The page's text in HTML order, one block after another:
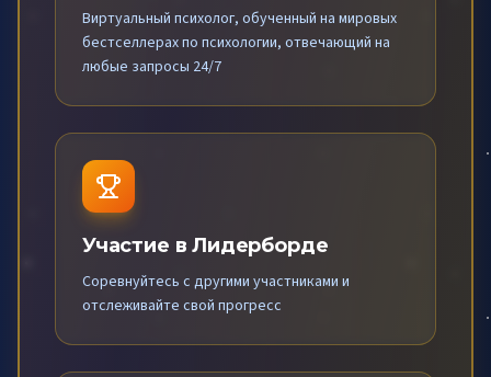
Виртуальный психолог, обученный на мировых
бестселлерах по психологии, отвечающий на
любые запросы 24/7
Участие в Лидерборде
Соревнуйтесь с другими участниками и
отслеживайте свой прогресс